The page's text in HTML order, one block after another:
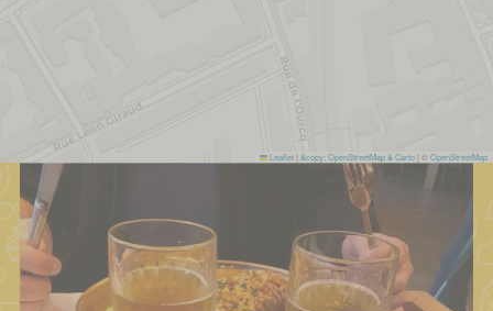
Leaflet| &copy; OpenStreetMap & Carto| ©OpenStreetMap